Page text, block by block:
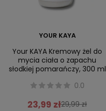
YOUR KAYA
Your KAYA Kremowy żel do
mycia ciała o zapachu
słodkiej pomarańczy, 300 ml
0.0
23,99 zł29,99 zł